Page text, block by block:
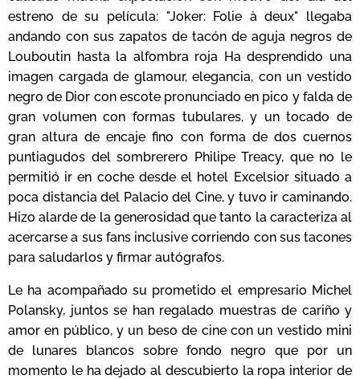
estreno de su película: "Joker: Folie à deux" llegaba
andando con sus zapatos de tacón de aguja negros de
Louboutin hasta la alfombra roja Ha desprendido una
imagen cargada de glamour, elegancia, con un vestido
negro de Dior con escote pronunciado en pico y falda de
gran volumen con formas tubulares, y un tocado de
gran altura de encaje fino con forma de dos cuernos
puntiagudos del sombrerero Philipe Treacy, que no le
permitió ir en coche desde el hotel Excelsior situado a
poca distancia del Palacio del Cine, y tuvo ir caminando.
Hizo alarde de la generosidad que tanto la caracteriza al
acercarse a sus fans inclusive corriendo con sus tacones
para saludarlos y firmar autógrafos.
Le ha acompañado su prometido el empresario Michel
Polansky, juntos se han regalado muestras de cariño y
amor en público, y un beso de cine con un vestido mini
de lunares blancos sobre fondo negro que por un
momento le ha dejado al descubierto la ropa interior de